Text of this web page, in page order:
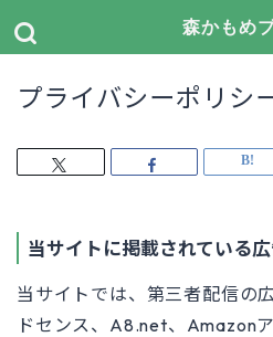
森かもめ
プライバシーポリシ
当サイトに掲載されている
当サイトでは、第三者配信の
ドセンス、A8.net、Amazon